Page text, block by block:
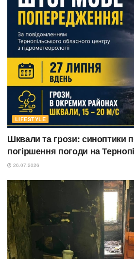
LIFESTYLE
Шквали та грози: синоптики
погіршення погоди на
26.07.2026